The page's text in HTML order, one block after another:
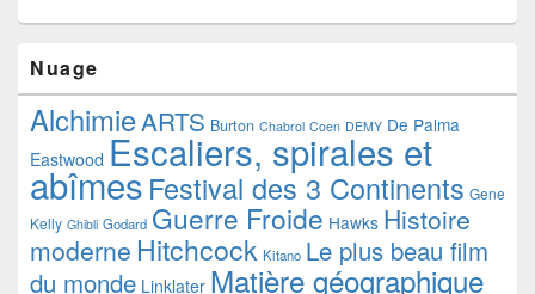
Nuage
AlchimieARTS Burton Chabrol Coen DEMY De Palma
Eastwood Escaliers, spirales et
abîmes Festival des 3 Continents Gene
Kelly Ghibli Godard Guerre Froide Hawks Histoire
moderne Hitchcock Kitano Le plus beau film
du monde Linklater Matière géographique